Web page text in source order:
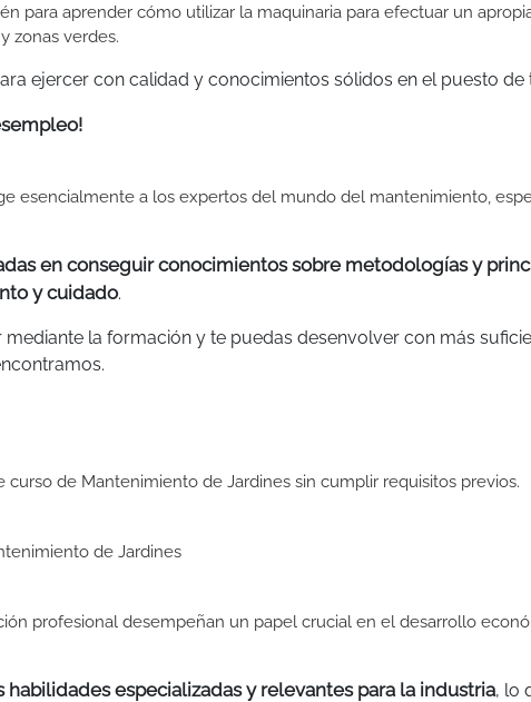
para aprender cómo utilizar la maquinaria para efectuar un
zonas verdes.
ejercer con calidad y conocimientos sólidos en el puesto de
esencialmente a los expertos del mundo del mantenimiento,
en conseguir conocimientos sobre metodologías y
y cuidado.
la formación y te puedas desenvolver con más
de Mantenimiento de Jardines sin cumplir requisitos previos.
de Jardines
profesional desempeñan un papel crucial en el desarrollo
especializadas y relevantes para la industria, lo